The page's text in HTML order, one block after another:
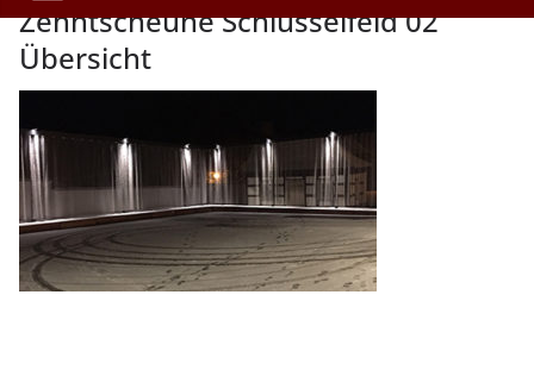
Zehntscheune Schlüsselfeld 02
Übersicht